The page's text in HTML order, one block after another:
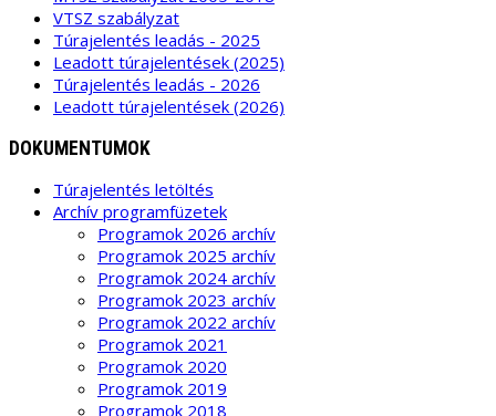
VTSZ szabályzat
Túrajelentés leadás - 2025
Leadott túrajelentések (2025)
Túrajelentés leadás - 2026
Leadott túrajelentések (2026)
DOKUMENTUMOK
Túrajelentés letöltés
Archív programfüzetek
Programok 2026 archív
Programok 2025 archív
Programok 2024 archív
Programok 2023 archív
Programok 2022 archív
Programok 2021
Programok 2020
Programok 2019
Programok 2018